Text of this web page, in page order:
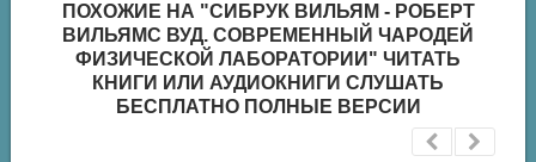
Wood-06
Wood-07
Wood-08
ПОХОЖИЕ НА "СИБРУК ВИЛЬЯМ - РОБЕРТ
ВИЛЬЯМС ВУД. СОВРЕМЕННЫЙ ЧАРОДЕЙ
ФИЗИЧЕСКОЙ ЛАБОРАТОРИИ" ЧИТАТЬ
КНИГИ ИЛИ АУДИОКНИГИ СЛУШАТЬ
БЕСПЛАТНО ПОЛНЫЕ ВЕРСИИ